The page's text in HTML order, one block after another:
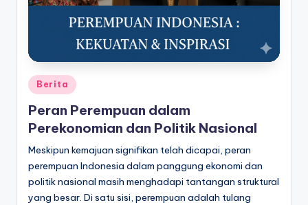
Posted
in
Berita
Peran Perempuan dalam
Perekonomian dan Politik Nasional
Meskipun kemajuan signifikan telah dicapai, peran
perempuan Indonesia dalam panggung ekonomi dan
politik nasional masih menghadapi tantangan struktural
yang besar. Di satu sisi, perempuan adalah tulang